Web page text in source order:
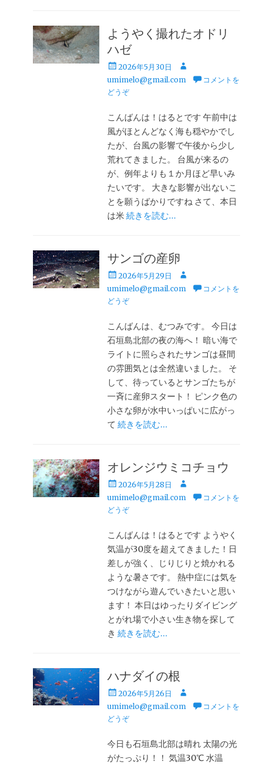
ようやく撮れたオドリ
ハゼ
投
稿
日
2026年5月30日
投
稿
umimelo@gmail.com
コメントを
どうぞ
こんばんは！はるとです 午前中は
風がほとんどなく海も穏やかでし
たが、台風の影響で午後から少し
荒れてきました。 台風が来るの
が、例年よりも１か月ほど早いみ
たいです。 大きな影響が出ないこ
とを願うばかりですね さて、本日
は米続きを読む…
サンゴの産卵
投
稿
日
2026年5月29日
投
稿
umimelo@gmail.com
コメントを
どうぞ
こんばんは、むつみです。 今日は
石垣島北部の夜の海へ！ 暗い海で
ライトに照らされたサンゴは昼間
の雰囲気とは全然違いました。 そ
して、待っているとサンゴたちが
一斉に産卵スタート！ ピンク色の
小さな卵が水中いっぱいに広がっ
て続きを読む…
オレンジウミコチョウ
投
稿
日
2026年5月28日
投
稿
umimelo@gmail.com
コメントを
どうぞ
こんばんは！はるとです ようやく
気温が30度を超えてきました！日
差しが強く、じりじりと焼かれる
ような暑さです。 熱中症には気を
つけながら遊んでいきたいと思い
ます！ 本日はゆったりダイビング
とがれ場で小さい生き物を探して
き続きを読む…
ハナダイの根
投
稿
日
2026年5月26日
投
稿
umimelo@gmail.com
コメントを
どうぞ
今日も石垣島北部は晴れ 太陽の光
がたっぷり！！ 気温30℃ 水温